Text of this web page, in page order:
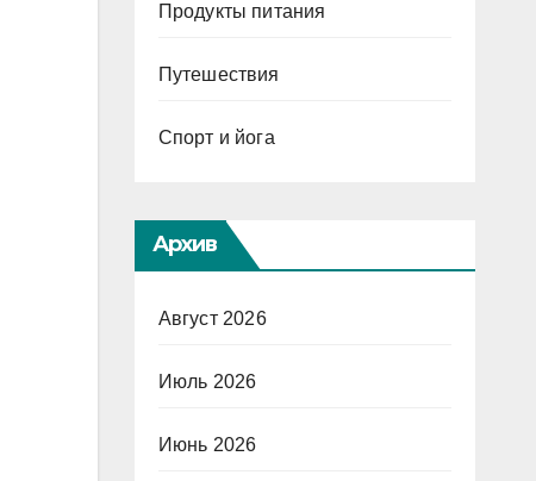
Продукты питания
Путешествия
Спорт и йога
Архив
Август 2026
Июль 2026
Июнь 2026